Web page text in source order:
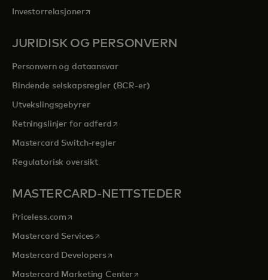
Investorrelasjoneropens in a new tab
JURIDISK OG PERSONVERN
Personvern og dataansvar
Bindende selskapsregler (BCR-er)
Utvekslingsgebyrer
Retningslinjer for adferdopens in a new tab
Mastercard Switch-regler
Regulatorisk oversikt
MASTERCARD-NETTSTEDER
Priceless.com opens in a new tab
Mastercard Servicesopens in a new tab
Mastercard Developersopens in a new tab
Mastercard Marketing Centeropens in a new tab